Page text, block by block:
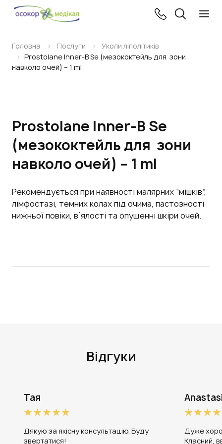
Головна Послуги
Уколи ліполітиків
Prostolane Inner-B Se (мезококтейль для зони
навколо очей) – 1 ml
Prostolane Inner-B Se
(мезококтейль для зони
навколо очей) – 1 ml
Рекомендується при наявності малярних “мішків”,
лімфостазі, темних колах під очима, пастозності
нижньої повіки, в`ялості та опущенні шкіри очей.
Відгуки
Тая
Дякую за якісну консультацію. Буду
звертатися!
Дуже
Класний,